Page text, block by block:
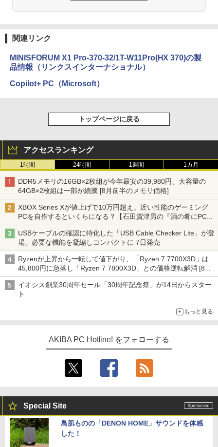
関連リンク
MINISFORUM X1 Pro-370-32/1T-W11Pro(HX 370)の製
品情報（リンクスインターナショナル）
Copilot+ PC（Microsoft）
トップページに戻る
アクセスランキング
1時間 24時間 1週間 1カ月
DDR5メモリの16GB×2枚組が今年最安の39,980円、大容量の
64GB×2枚組は一部が続騰 [8月前半のメモリ価格]
XBOX Series Xが値上げで10万円超え。近い性能のゲーミング
PCを自作するといくらになる？【石田賀津男の『酒の肴にPCゲ
ーム』】
USBケーブルの確認に特化した「USB Cable Checker Lite」が登
場、必要な機能を凝縮しコンパクトに 7日発売
Ryzenが上昇から一転して値下がり、「Ryzen 7 7700X3D」は
45,800円に急落し「Ryzen 7 7800X3D」との価格逆転解消 [8月
前半のCPU価格]
イオシス創業30周年セール「30周年記念祭」が14日からスター
ト
もっと見る
AKIBA PC Hotline! をフォローする
Special Site
鳥肌ものの「DENON HOME」サウンドを体感
した！